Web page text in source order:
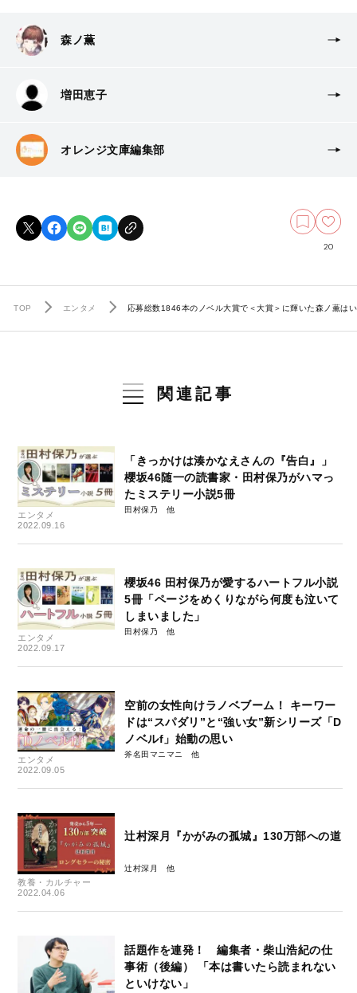
森ノ薫
増田恵子
オレンジ文庫編集部
20
TOP エンタメ 応募総数1846本のノベル大賞で＜大賞＞に輝いた森ノ薫は
関連記事
エンタメ
2022.09.16
「きっかけは湊かなえさんの『告白』」
櫻坂46随一の読書家・田村保乃がハマっ
たミステリー小説5冊
田村保乃
エンタメ
2022.09.17
櫻坂46 田村保乃が愛するハートフル小説
5冊「ページをめくりながら何度も泣いて
しまいました」
田村保乃
エンタメ
2022.09.05
空前の女性向けラノベブーム！ キーワー
ドは“スパダリ”と“強い女”新シリーズ「D
ノベルf」始動の思い
斧名田マニマニ
教養・カルチャー
2022.04.06
辻村深月『かがみの孤城』130万部への道
辻村深月
話題作を連発！ 編集者・柴山浩紀の仕
事術（後編） 「本は書いたら読まれない
といけない」